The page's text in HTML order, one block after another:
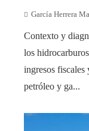
García Herrera
Contexto y
los
ingresos
petróleo y ga...